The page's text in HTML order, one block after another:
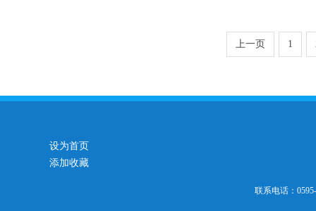
上一页 1
设为首页
添加收藏
联系电话：